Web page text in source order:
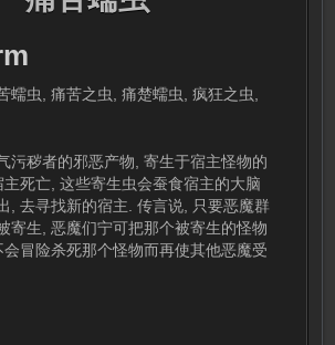
蠕虫, 痛苦之虫, 痛楚蠕虫, 疯狂之虫,
污秽者的邪恶产物, 寄生于宿主怪物的
死亡, 这些寄生虫会蚕食宿主的大脑
, 去寻找新的宿主. 传言说, 只要恶魔群
寄生, 恶魔们宁可把那个被寄生的怪物
会冒险杀死那个怪物而再使其他恶魔受